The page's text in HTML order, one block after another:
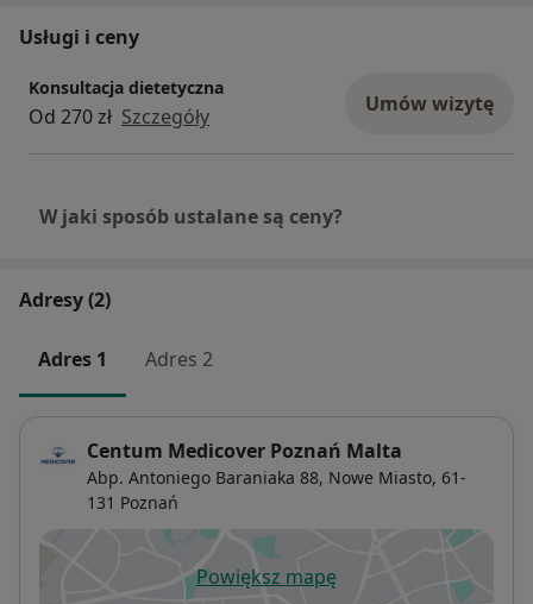
Usługi i ceny
Konsultacja dietetyczna
Od 270 zł Szczegóły Umów wizytę
W jaki sposób ustalane są ceny?
Adresy (2)
Adres 1 Adres 2
Centum Medicover Poznań Malta
Abp. Antoniego Baraniaka 88, Nowe Miasto, 61-
131 Poznań
Powiększ mapęotwiera się w nowej karcie